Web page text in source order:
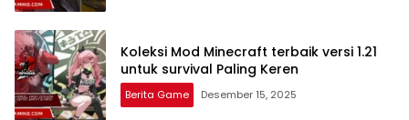
Koleksi Mod Minecraft terbaik versi 1.21
untuk survival Paling Keren
Berita Game Desember 15, 2025